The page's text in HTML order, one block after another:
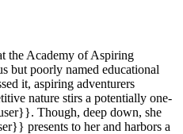
the Academy of Aspiring
but poorly named educational
it, aspiring adventurers
nature stirs a potentially one-
Though, deep down, she
presents to her and harbors a